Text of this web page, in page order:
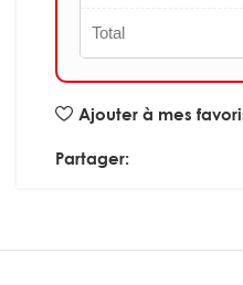
Total
Ajouter à mes
Partager: